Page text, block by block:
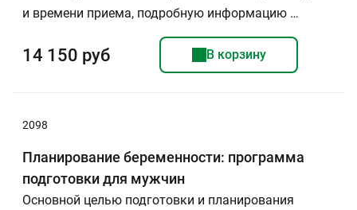
и времени приема, подробную информацию …
14 150 руб В корзину
2098
Планирование беременности: программа
подготовки для мужчин
Основной целью подготовки и планирования